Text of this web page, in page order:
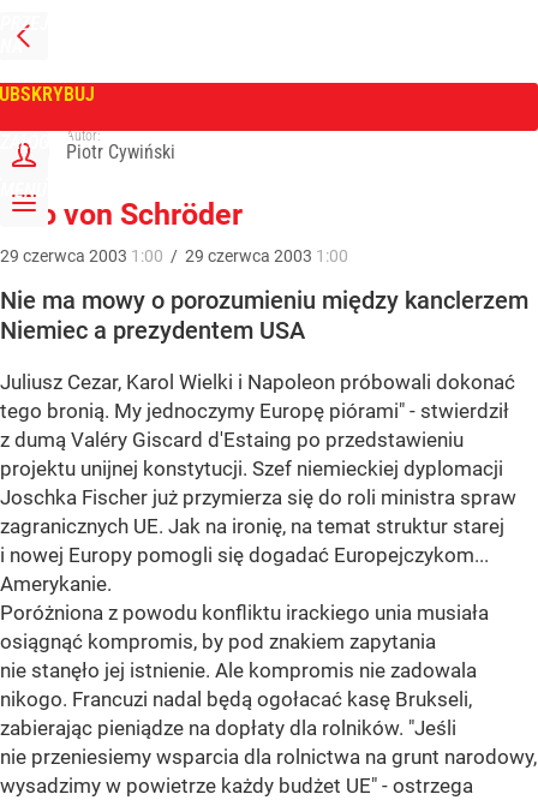
PRZEJDŹ
NA
GŁÓWNĄ
ZALOGUJ
MENU
Tygodnik Wprost
Autor:
Piotr Cywiński
Otto von Schröder
29 czerwca 2003 1:00 / 29 czerwca 2003 1:00
Nie ma mowy o porozumieniu między kanclerzem
Niemiec a prezydentem USA
Juliusz Cezar, Karol Wielki i Napoleon próbowali dokonać
tego bronią. My jednoczymy Europę piórami" - stwierdził
z dumą Valéry Giscard d'Estaing po przedstawieniu
projektu unijnej konstytucji. Szef niemieckiej dyplomacji
Joschka Fischer już przymierza się do roli ministra spraw
zagranicznych UE. Jak na ironię, na temat struktur starej
i nowej Europy pomogli się dogadać Europejczykom...
Amerykanie.
Poróżniona z powodu konfliktu irackiego unia musiała
osiągnąć kompromis, by pod znakiem zapytania
nie stanęło jej istnienie. Ale kompromis nie zadowala
nikogo. Francuzi nadal będą ogołacać kasę Brukseli,
zabierając pieniądze na dopłaty dla rolników. "Jeśli
nie przeniesiemy wsparcia dla rolnictwa na grunt narodowy,
wysadzimy w powietrze każdy budżet UE" - ostrzega